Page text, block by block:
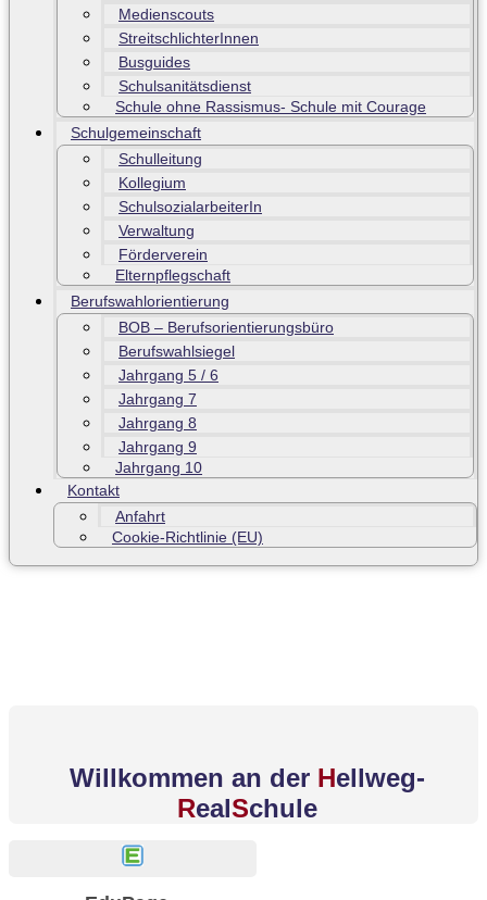
Medienscouts
StreitschlichterInnen
Busguides
Schulsanitätsdienst
Schule ohne Rassismus- Schule mit Courage
Schulgemeinschaft
Schulleitung
Kollegium
SchulsozialarbeiterIn
Verwaltung
Förderverein
Elternpflegschaft
Berufswahlorientierung
BOB – Berufsorientierungsbüro
Berufswahlsiegel
Jahrgang 5 / 6
Jahrgang 7
Jahrgang 8
Jahrgang 9
Jahrgang 10
Kontakt
Anfahrt
Cookie-Richtlinie (EU)
Willkommen an der Hellweg-
RealSchule